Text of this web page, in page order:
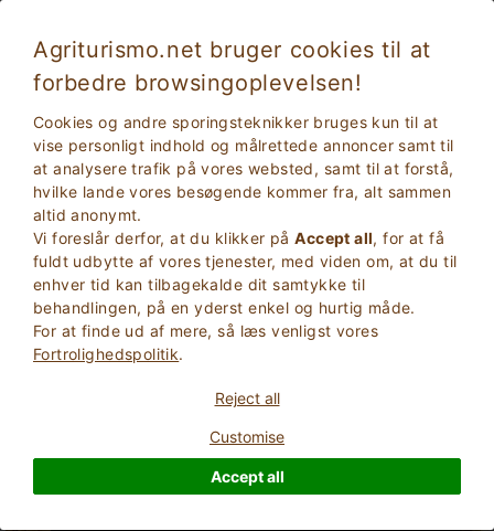
Agriturismo.net bruger cookies til at
forbedre browsingoplevelsen!
Cookies og andre sporingsteknikker bruges kun til at
vise personligt indhold og målrettede annoncer samt til
at analysere trafik på vores websted, samt til at forstå,
hvilke lande vores besøgende kommer fra, alt sammen
altid anonymt.
Vi foreslår derfor, at du klikker påAccept all, for at få
fuldt udbytte af vores tjenester, med viden om, at du til
enhver tid kan tilbagekalde dit samtykke til
behandlingen, på en yderst enkel og hurtig måde.
For at finde ud af mere, så læs venligst vores
Fortrolighedspolitik.
Reject all
Customise
Accept all
2Voksne
0Børn SØG
Arezzo
Ferieudlejning i Arezzo, Toscana